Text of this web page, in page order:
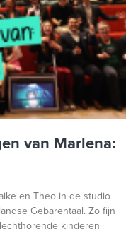
van Marlena:
en Theo in de studio
Gebarentaal. Zo fijn
kinderen